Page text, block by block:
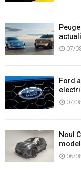
07/
Ford
07/
Noul
06/